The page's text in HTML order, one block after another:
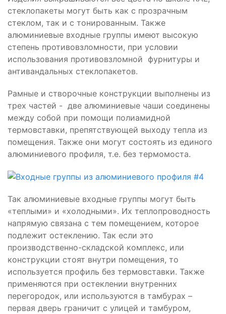
стеклопакеты могут быть как с прозрачным
стеклом, так и с тонированным. Также
алюминиевые входные группы имеют высокую
степень противовзломности, при условии
использования противовзломной фурнитуры и
антивандальных стеклопакетов.
Рамные и створочные конструкции выполнены из
трех частей - две алюминиевые чаши соединены
между собой при помощи полиамидной
термовставки, препятствующей выходу тепла из
помещения. Также они могут состоять из единого
алюминиевого профиля, т.е. без термомоста.
Так алюминиевые входные группы могут быть
«теплыми» и «холодными». Их теплопроводность
напрямую связана с тем помещением, которое
подлежит остеклению. Так если это
производственно-складской комплекс, или
конструкции стоят внутри помещения, то
используется профиль без термовставки. Также
применяются при остеклении внутренних
перегородок, или используются в тамбурах –
первая дверь граничит с улицей и тамбуром,